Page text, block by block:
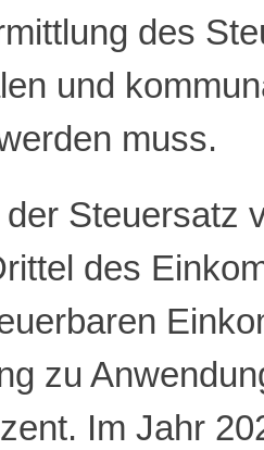
des
und
muss.
Steuersatz
des
zu
Im Jahr